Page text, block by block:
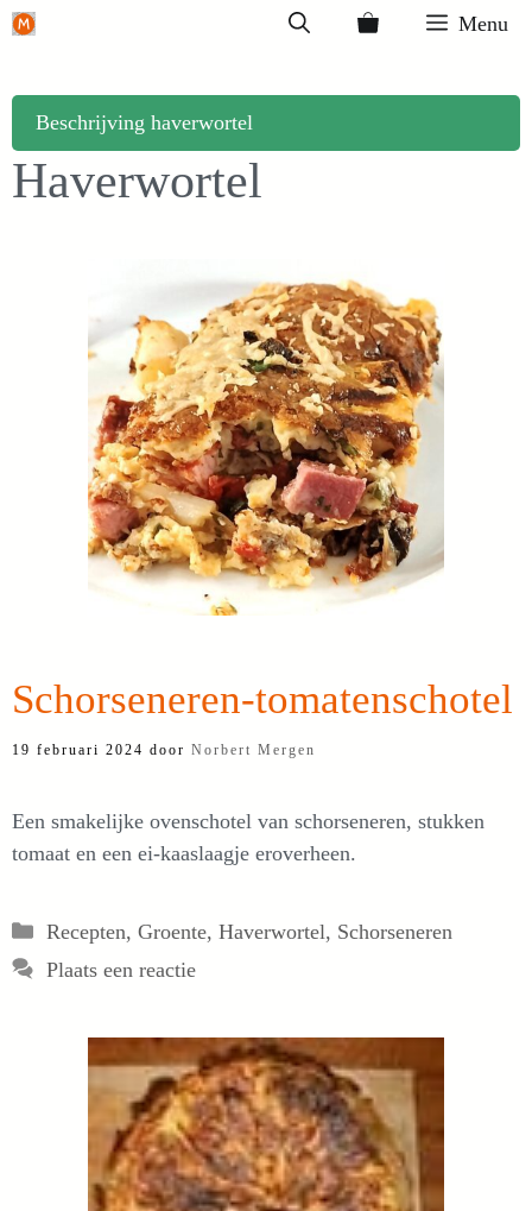
Ga
inhoud
Menu
Beschrijving haverwortel
Haverwortel
Schorseneren-tomatenschotel
19 februari 2024 door Norbert Mergen
Een smakelijke ovenschotel van schorseneren, stukken
tomaat en een ei-kaaslaagje eroverheen.
Categorieën
Recepten, Groente, Haverwortel, Schorseneren
Plaats een reactie